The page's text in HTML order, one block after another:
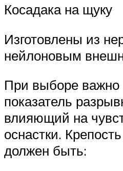
Косадака на щуку
Изготовлены из
нейлоновым
При выборе важно
показатель
влияющий на
оснастки.
должен быть: